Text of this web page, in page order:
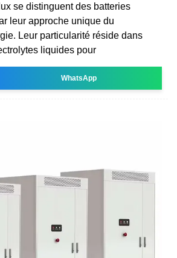
se distinguent des batteries
leur approche unique du
Leur particularité réside dans
liquides pour
WhatsApp